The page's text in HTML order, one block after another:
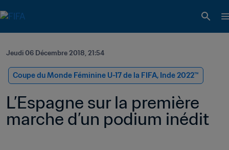
Jeudi 06 Décembre 2018, 21:54
Coupe du Monde Féminine U-17 de la FIFA, Inde 2022™
L’Espagne sur la première
marche d’un podium inédit